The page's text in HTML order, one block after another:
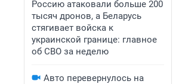
Россию атаковали больше 200
тысяч дронов, а Беларусь
стягивает войска к
украинской границе: главное
об СВО за неделю
Авто перевернулось на